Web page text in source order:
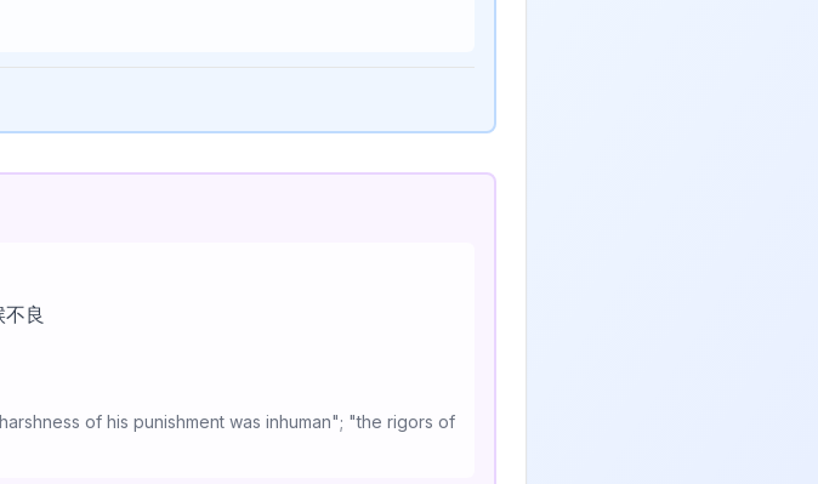
良
of his punishment was inhuman"; "the rigors of